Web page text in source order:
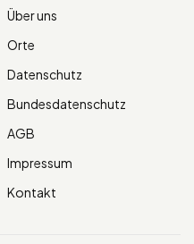
Über uns
Orte
Datenschutz
Bundesdatenschutz
AGB
Impressum
Kontakt